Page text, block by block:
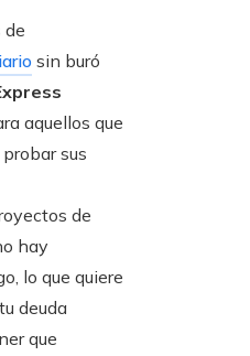
de
sin buró
aquellos que
sus
de
hay
lo que quiere
deuda
que